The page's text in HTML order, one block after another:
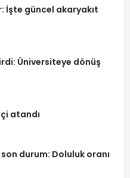
İşte güncel akaryakıt
Üniversiteye dönüş
atandı
durum: Doluluk oranı